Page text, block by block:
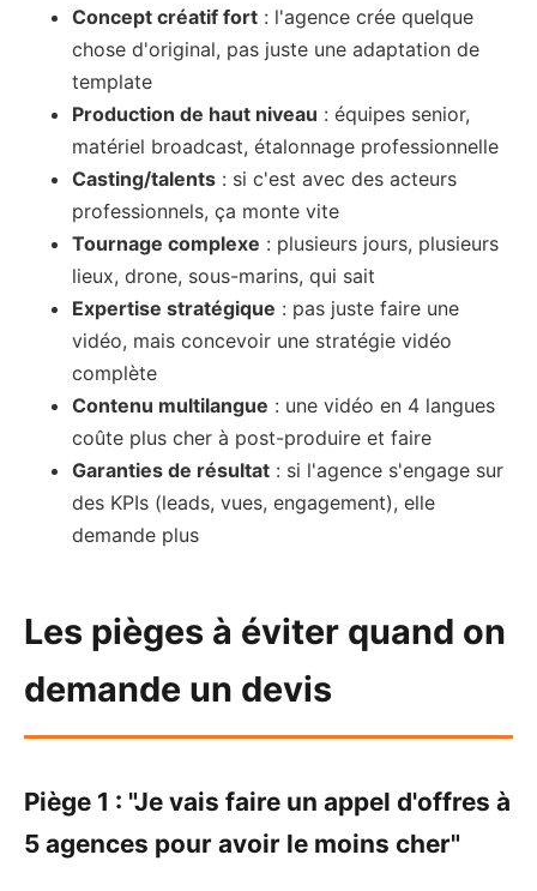
Concept créatif fort : l'agence crée quelque
chose d'original, pas juste une adaptation de
template
Production de haut niveau : équipes senior,
matériel broadcast, étalonnage professionnelle
Casting/talents : si c'est avec des acteurs
professionnels, ça monte vite
Tournage complexe : plusieurs jours, plusieurs
lieux, drone, sous-marins, qui sait
Expertise stratégique : pas juste faire une
vidéo, mais concevoir une stratégie vidéo
complète
Contenu multilangue : une vidéo en 4 langues
coûte plus cher à post-produire et faire
Garanties de résultat : si l'agence s'engage sur
des KPIs (leads, vues, engagement), elle
demande plus
Les pièges à éviter quand on
demande un devis
Piège 1 : "Je vais faire un appel d'offres à
5 agences pour avoir le moins cher"